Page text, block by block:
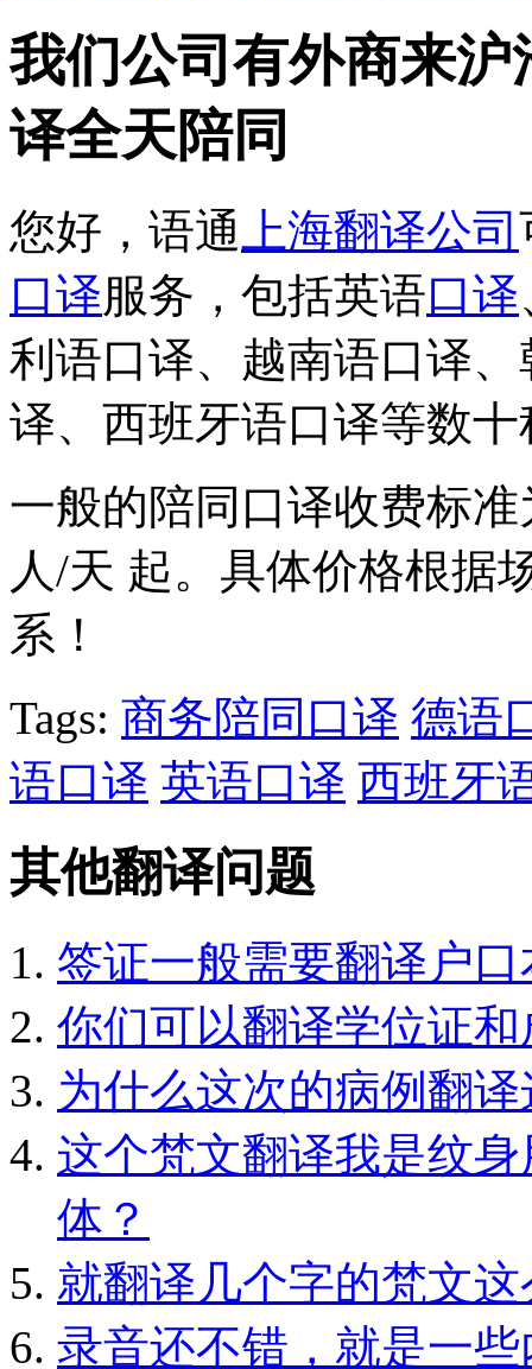
我们公司有外商来
译全天陪同
您好，语通 上海翻译公司
口译服务，包括英语口译
利语口译、越南语口译
译、西班牙语口译等数
一般的陪同口译收费标
人/天 起。具体价格根据
系！
Tags: 商务陪同口译 德语
语口译 英语口译 西班牙
其他翻译问题
签证一般需要翻译户
你们可以翻译学位证
为什么这次的病例翻
这个梵文翻译我是纹
体？
就翻译几个字的梵文
录音还不错，就是一